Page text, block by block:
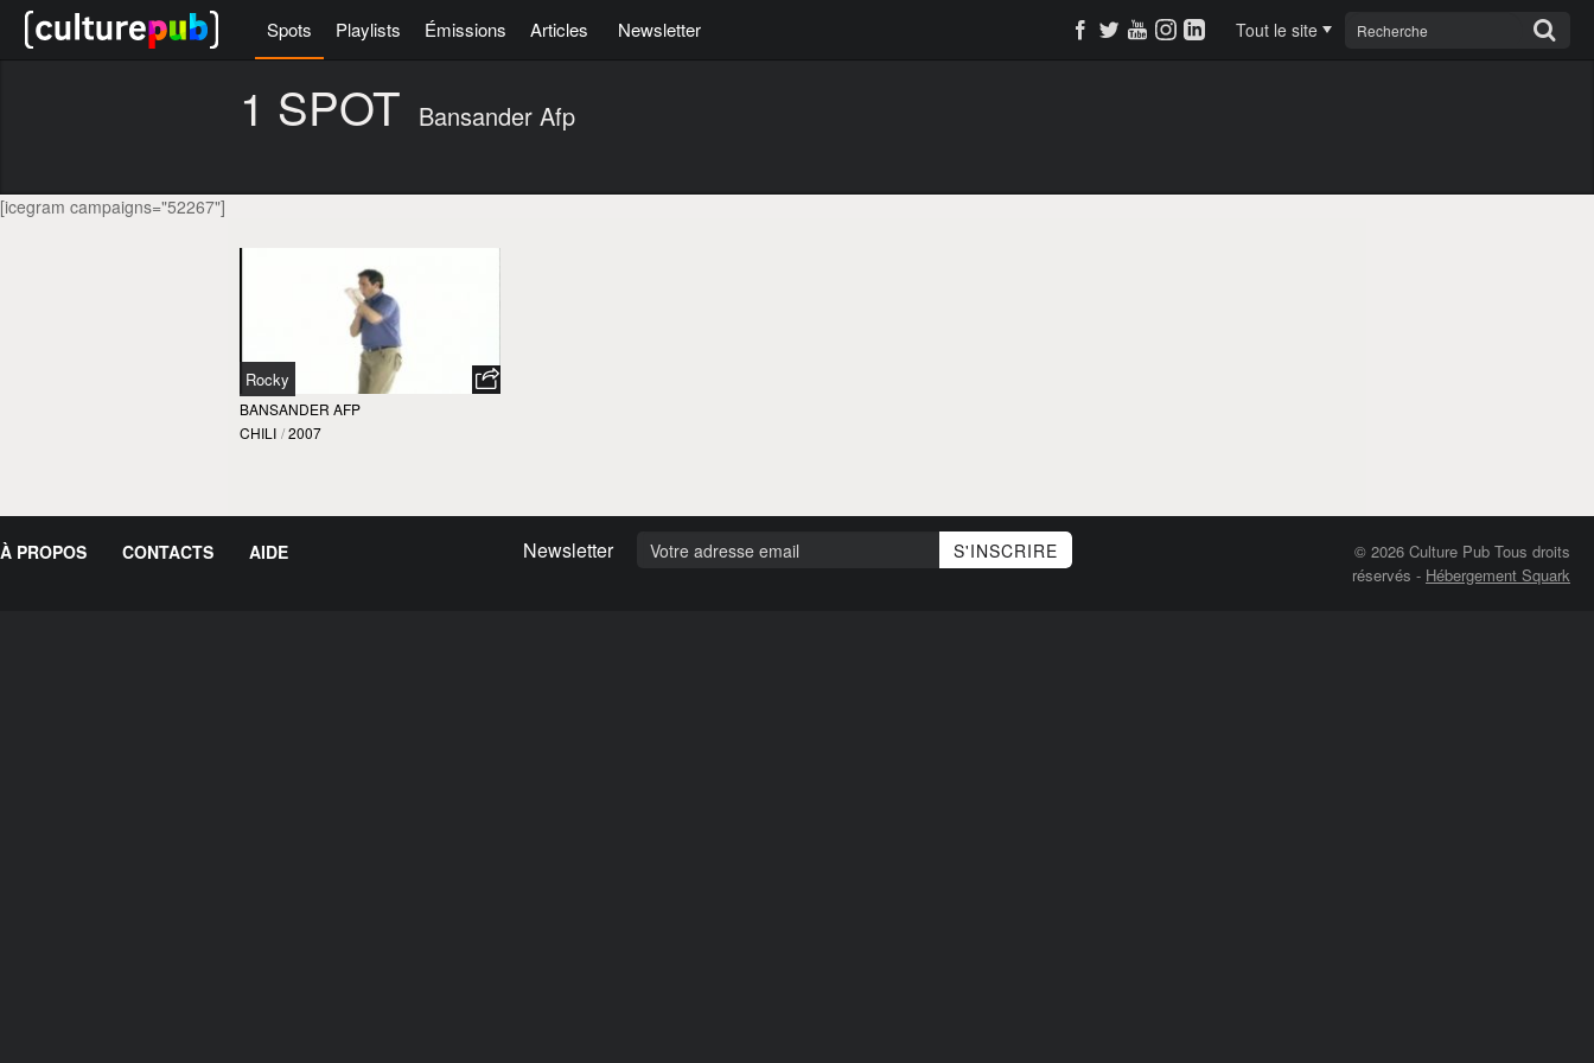
Spots Playlists Émissions Articles Newsletter Tout le site
1 SPOT Bansander Afp
[icegram campaigns="52267"]
Rocky
BANSANDER AFP
CHILI / 2007
À PROPOS CONTACTS AIDE Newsletter
© 2026 Culture Pub Tous droits
réservés - Hébergement Squark